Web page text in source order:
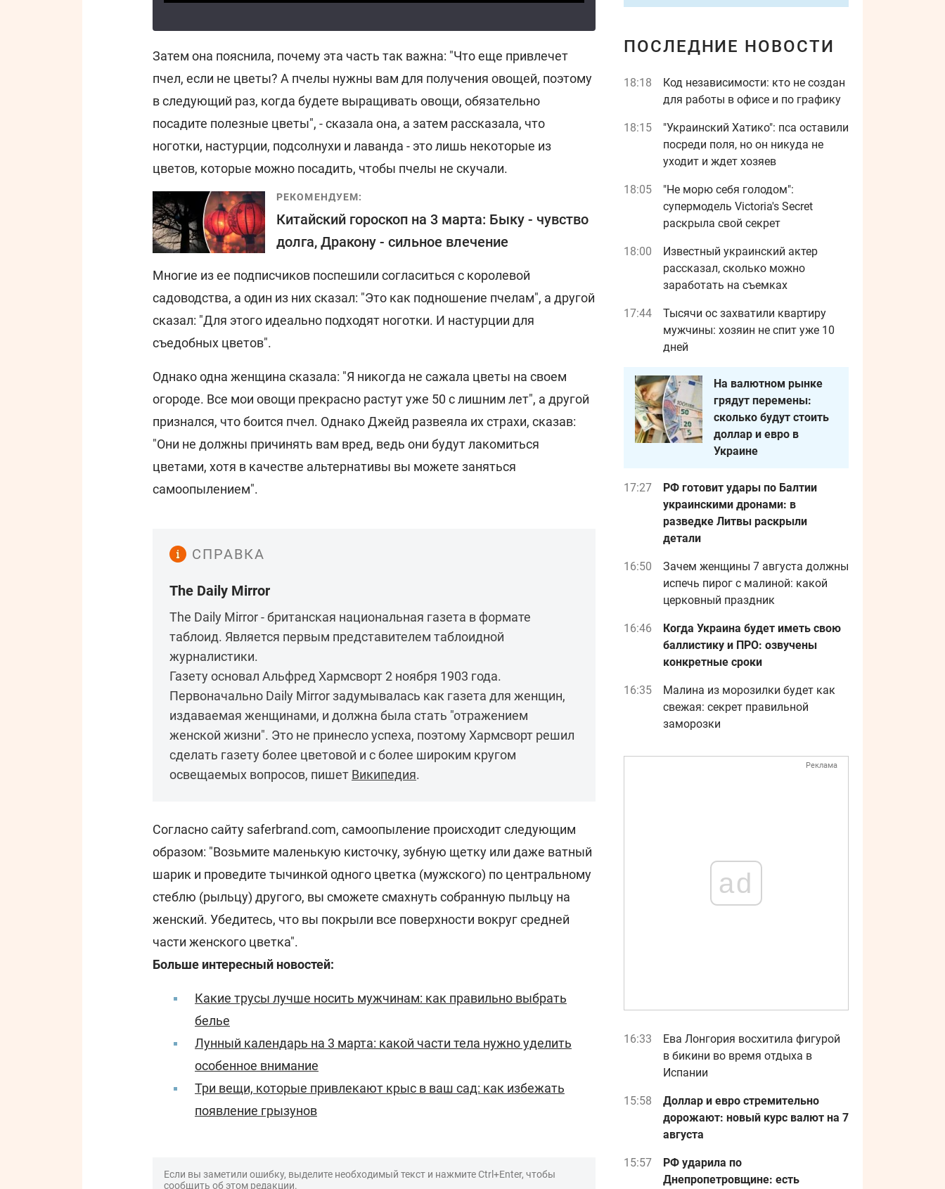
Затем она пояснила, почему эта часть так важна: "Что еще привлечет
пчел, если не цветы? А пчелы нужны вам для получения овощей, поэтому
в следующий раз, когда будете выращивать овощи, обязательно
посадите полезные цветы", - сказала она, а затем рассказала, что
ноготки, настурции, подсолнухи и лаванда - это лишь некоторые из
цветов, которые можно посадить, чтобы пчелы не скучали.
РЕКОМЕНДУЕМ:
Китайский гороскоп на 3 марта: Быку - чувство
долга, Дракону - сильное влечение
Многие из ее подписчиков поспешили согласиться с королевой
садоводства, а один из них сказал: "Это как подношение пчелам", а другой
сказал: "Для этого идеально подходят ноготки. И настурции для
съедобных цветов".
Однако одна женщина сказала: "Я никогда не сажала цветы на своем
огороде. Все мои овощи прекрасно растут уже 50 с лишним лет", а другой
признался, что боится пчел. Однако Джейд развеяла их страхи, сказав:
"Они не должны причинять вам вред, ведь они будут лакомиться
цветами, хотя в качестве альтернативы вы можете заняться
самоопылением".
СПРАВКА
The Daily Mirror
The Daily Mirror - британская национальная газета в формате
таблоид. Является первым представителем таблоидной
журналистики.
Газету основал Альфред Хармсворт 2 ноября 1903 года.
Первоначально Daily Mirror задумывалась как газета для женщин,
издаваемая женщинами, и должна была стать "отражением
женской жизни". Это не принесло успеха, поэтому Хармсворт решил
сделать газету более цветовой и с более широким кругом
освещаемых вопросов, пишет Википедия.
Согласно сайту saferbrand.com, самоопыление происходит следующим
образом: "Возьмите маленькую кисточку, зубную щетку или даже ватный
шарик и проведите тычинкой одного цветка (мужского) по центральному
стеблю (рыльцу) другого, вы сможете смахнуть собранную пыльцу на
женский. Убедитесь, что вы покрыли все поверхности вокруг средней
части женского цветка".
Больше интересный новостей:
Какие трусы лучше носить мужчинам: как правильно выбрать
белье
Лунный календарь на 3 марта: какой части тела нужно уделить
особенное внимание
Три вещи, которые привлекают крыс в ваш сад: как избежать
появление грызунов
Если вы заметили ошибку, выделите необходимый текст и нажмите Ctrl+Enter, чтобы
сообщить об этом редакции.
ПОСЛЕДНИЕ НОВОСТИ
18:18
Код независимости: кто не создан
для работы в офисе и по графику
18:15
"Украинский Хатико": пса оставили
посреди поля, но он никуда не
уходит и ждет хозяев
18:05
"Не морю себя голодом":
супермодель Victoria's Secret
раскрыла свой секрет
18:00
Известный украинский актер
рассказал, сколько можно
заработать на съемках
17:44
Тысячи ос захватили квартиру
мужчины: хозяин не спит уже 10
дней
На валютном рынке
грядут перемены:
сколько будут стоить
доллар и евро в
Украине
17:27
РФ готовит удары по Балтии
украинскими дронами: в
разведке Литвы раскрыли
детали
16:50
Зачем женщины 7 августа должны
испечь пирог с малиной: какой
церковный праздник
16:46
Когда Украина будет иметь свою
баллистику и ПРО: озвучены
конкретные сроки
16:35
Малина из морозилки будет как
свежая: секрет правильной
заморозки
Реклама
ad
16:33
Ева Лонгория восхитила фигурой
в бикини во время отдыха в
Испании
15:58
Доллар и евро стремительно
дорожают: новый курс валют на 7
августа
15:57
РФ ударила по
Днепропетровщине: есть